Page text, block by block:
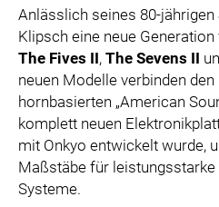
SYLVOX
PREMIUM AUDIO
KOSPET
WARNER BROS. DISCOVERY GLOBAL
ZOOPLUS
RABEA ROGGE
SWITCHBOT
Anlässlich seines 80-
Klipsch eine neue
The Fives II, The Sevens II
neuen Modelle verbinden den
hornbasierten „American
komplett neuen
mit Onkyo entwickelt wurde,
Maßstäbe für
Systeme.